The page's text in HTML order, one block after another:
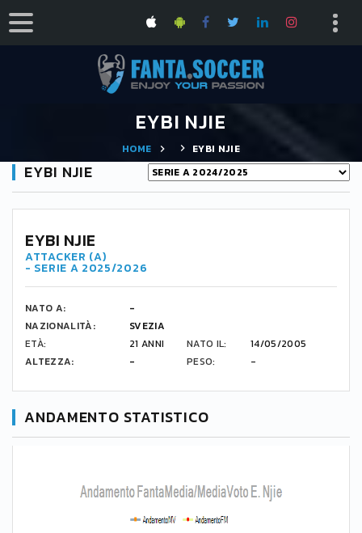
EYBI NJIE
HOME EYBI NJIE
EYBI NJIE
92
EYBI NJIE
ATTACKER (A)
- SERIE A 2025/2026
NATO A:
-
NAZIONALITÀ:
SVEZIA
ETÀ:
21 ANNI NATO IL:
14/05/2005
ALTEZZA:
- PESO: -
ANDAMENTO STATISTICO